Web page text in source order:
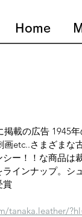
Home
掲載の広告 1945
画etc..さまざま
ー！！な商品
インナップ。シ
賞
tanaka.leather/